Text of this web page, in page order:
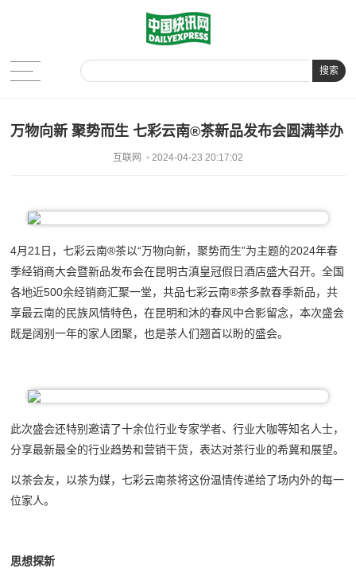
搜索
万物向新 聚势而生 七彩云南®茶新品发布会圆满举办
互联网 2024-04-23 20:17:02
4月21日，七彩云南®茶以“万物向新，聚势而生”为主题的2024年春
季经销商大会暨新品发布会在昆明古滇皇冠假日酒店盛大召开。全国
各地近500余经销商汇聚一堂，共品七彩云南®茶多款春季新品，共
享最云南的民族风情特色，在昆明和沐的春风中合影留念，本次盛会
既是阔别一年的家人团聚，也是茶人们翘首以盼的盛会。
此次盛会还特别邀请了十余位行业专家学者、行业大咖等知名人士，
分享最新最全的行业趋势和营销干货，表达对茶行业的希冀和展望。
以茶会友，以茶为媒，七彩云南茶将这份温情传递给了场内外的每一
位家人。
思想探新